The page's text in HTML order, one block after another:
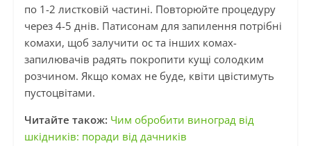
по 1-2 листковій частині. Повторюйте процедуру
через 4-5 днів. Патисонам для запилення потрібні
комахи, щоб залучити ос та інших комах-
запилювачів радять покропити кущі солодким
розчином. Якщо комах не буде, квіти цвістимуть
пустоцвітами.
Читайте також: Чим обробити виноград від
шкідників: поради від дачників